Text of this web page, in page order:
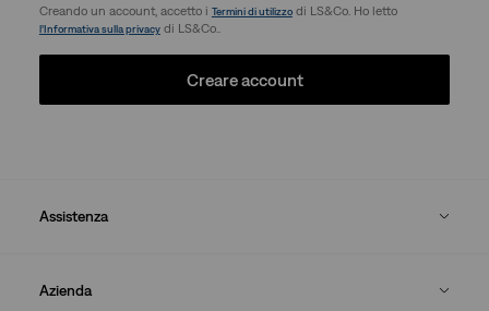
Creando un account, accetto i Termini di utilizzodi LS&Co. Ho letto
l’Informativa sulla privacydi LS&Co..
Creare account
Assistenza
Azienda